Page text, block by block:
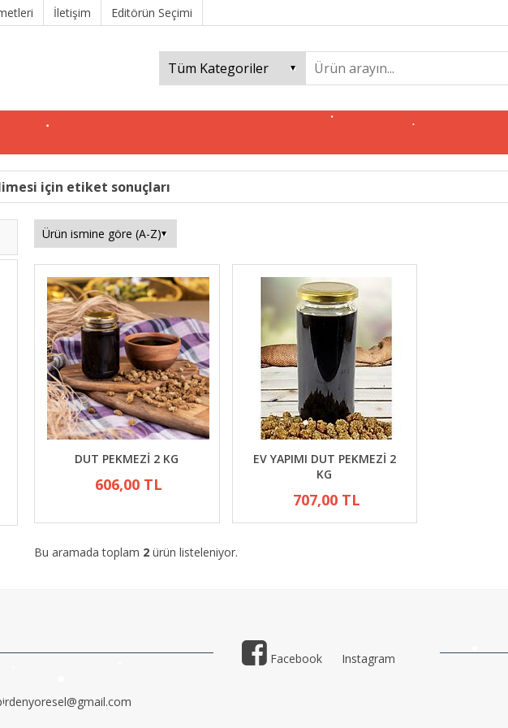
İletişim Editörün Seçimi
için etiket sonuçları
DUT PEKMEZİ 2 KG
606,00 TL
EV YAPIMI DUT PEKMEZİ 2
KG
707,00 TL
Bu aramada toplam 2 ürün listeleniyor.
Facebook Instagram